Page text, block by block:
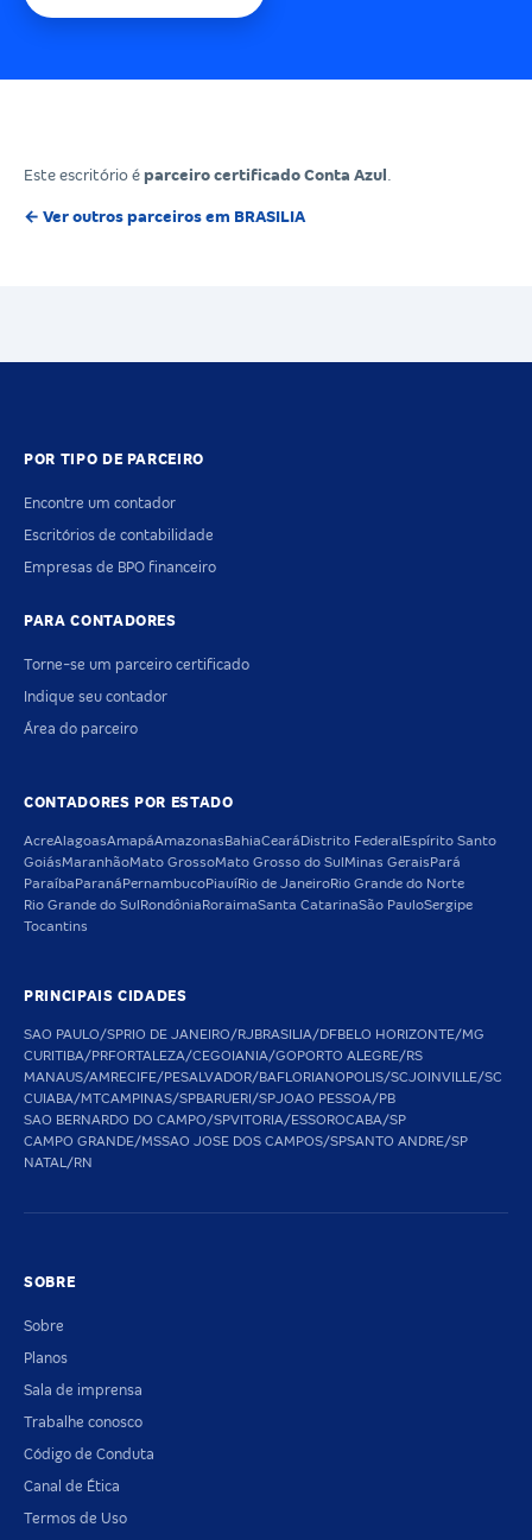
Este escritório é parceiro certificado Conta Azul
← Ver outros parceiros em BRASILIA
POR TIPO DE PARCEIRO
Encontre um contador
Escritórios de contabilidade
Empresas de BPO financeiro
PARA CONTADORES
Torne-se um parceiro certificado
Indique seu contador
Área do parceiro
CONTADORES POR ESTADO
AcreAlagoasAmapáAmazonas BahiaCeará Distrito Federal Espírito Santo
GoiásMaranhãoMato GrossoMato Grosso do Sul Minas Gerais Pará
Paraíba Paraná PernambucoPiauíRio de JaneiroRio Grande do Norte
Rio Grande do Sul Rondônia RoraimaSanta CatarinaSão PauloSergipe
Tocantins
PRINCIPAIS CIDADES
SAO PAULO/SPRIO DE JANEIRO/RJBRASILIA/DFBELO HORIZONTE/MG
CURITIBA/PRFORTALEZA/CEGOIANIA/GOPORTO ALEGRE/RS
MANAUS/AMRECIFE/PESALVADOR/BAFLORIANOPOLIS/SCJOINVILLE/SC
CUIABA/MTCAMPINAS/SPBARUERI/SPJOAO PESSOA/PB
SAO BERNARDO DO CAMPO/SPVITORIA/ESSOROCABA/SP
CAMPO GRANDE/MSSAO JOSE DOS CAMPOS/SPSANTO ANDRE/SP
NATAL/RN
SOBRE
Sobre
Planos
Sala de imprensa
Trabalhe conosco
Código de Conduta
Canal de Ética
Termos de Uso